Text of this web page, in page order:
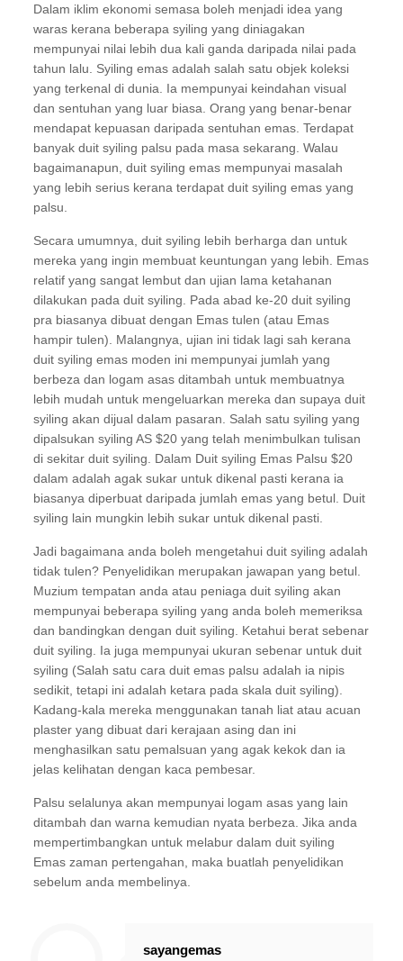
Dalam iklim ekonomi semasa boleh menjadi idea yang
waras kerana beberapa syiling yang diniagakan
mempunyai nilai lebih dua kali ganda daripada nilai pada
tahun lalu. Syiling emas adalah salah satu objek koleksi
yang terkenal di dunia. Ia mempunyai keindahan visual
dan sentuhan yang luar biasa. Orang yang benar-benar
mendapat kepuasan daripada sentuhan emas. Terdapat
banyak duit syiling palsu pada masa sekarang. Walau
bagaimanapun, duit syiling emas mempunyai masalah
yang lebih serius kerana terdapat duit syiling emas yang
palsu.
Secara umumnya, duit syiling lebih berharga dan untuk
mereka yang ingin membuat keuntungan yang lebih. Emas
relatif yang sangat lembut dan ujian lama ketahanan
dilakukan pada duit syiling. Pada abad ke-20 duit syiling
pra biasanya dibuat dengan Emas tulen (atau Emas
hampir tulen). Malangnya, ujian ini tidak lagi sah kerana
duit syiling emas moden ini mempunyai jumlah yang
berbeza dan logam asas ditambah untuk membuatnya
lebih mudah untuk mengeluarkan mereka dan supaya duit
syiling akan dijual dalam pasaran. Salah satu syiling yang
dipalsukan syiling AS $20 yang telah menimbulkan tulisan
di sekitar duit syiling. Dalam Duit syiling Emas Palsu $20
dalam adalah agak sukar untuk dikenal pasti kerana ia
biasanya diperbuat daripada jumlah emas yang betul. Duit
syiling lain mungkin lebih sukar untuk dikenal pasti.
Jadi bagaimana anda boleh mengetahui duit syiling adalah
tidak tulen? Penyelidikan merupakan jawapan yang betul.
Muzium tempatan anda atau peniaga duit syiling akan
mempunyai beberapa syiling yang anda boleh memeriksa
dan bandingkan dengan duit syiling. Ketahui berat sebenar
duit syiling. Ia juga mempunyai ukuran sebenar untuk duit
syiling (Salah satu cara duit emas palsu adalah ia nipis
sedikit, tetapi ini adalah ketara pada skala duit syiling).
Kadang-kala mereka menggunakan tanah liat atau acuan
plaster yang dibuat dari kerajaan asing dan ini
menghasilkan satu pemalsuan yang agak kekok dan ia
jelas kelihatan dengan kaca pembesar.
Palsu selalunya akan mempunyai logam asas yang lain
ditambah dan warna kemudian nyata berbeza. Jika anda
mempertimbangkan untuk melabur dalam duit syiling
Emas zaman pertengahan, maka buatlah penyelidikan
sebelum anda membelinya.
sayangemas